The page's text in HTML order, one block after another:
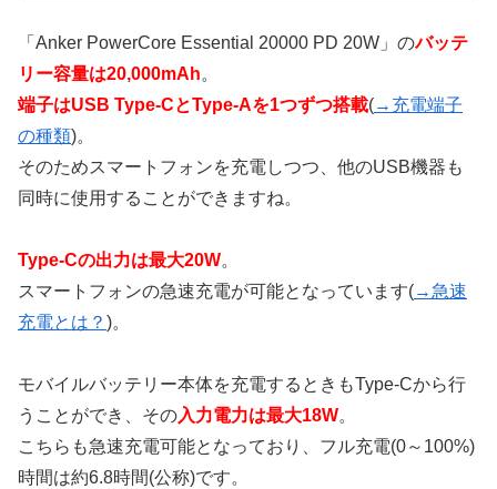
「Anker PowerCore Essential 20000 PD 20W」のバッテ
リー容量は20,000mAh。
端子はUSB Type-CとType-Aを1つずつ搭載(→充電端子
の種類)。
そのためスマートフォンを充電しつつ、他のUSB機器も
同時に使用することができますね。
Type-Cの出力は最大20W。
スマートフォンの急速充電が可能となっています(→急速
充電とは？ )。
モバイルバッテリー本体を充電するときもType-Cから行
うことができ、その入力電力は最大18W。
こちらも急速充電可能となっており、フル充電(0～100%)
時間は約6.8時間(公称)です。